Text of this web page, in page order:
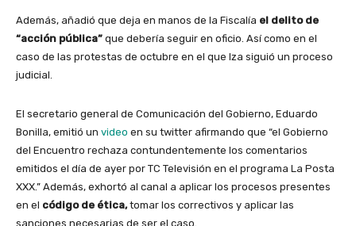
Además, añadió que deja en manos de la Fiscalía el delito de
“acción pública” que debería seguir en oficio. Así como en el
caso de las protestas de octubre en el que Iza siguió un proceso
judicial.
El secretario general de Comunicación del Gobierno, Eduardo
Bonilla, emitió un video en su twitter afirmando que “el Gobierno
del Encuentro rechaza contundentemente los comentarios
emitidos el día de ayer por TC Televisión en el programa La Posta
XXX.” Además, exhortó al canal a aplicar los procesos presentes
en el código de ética,tomar los correctivos y aplicar las
sanciones necesarias de ser el caso.